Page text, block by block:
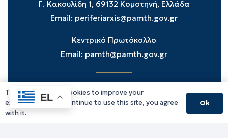
Γ. Κακουλίδη 1, 69132 Κομοτηνή, Ελλάδα
Email: periferiarxis@pamth.gov.gr
Κεντρικό Πρωτόκολλο
Email: pamth@pamth.gov.gr
Υπηρεσίες Δράμας
Υπηρεσίες Καβάλας
EL
This website uses cookies to improve your
experience. If you continue to use this site, you agree
with it.
Ok